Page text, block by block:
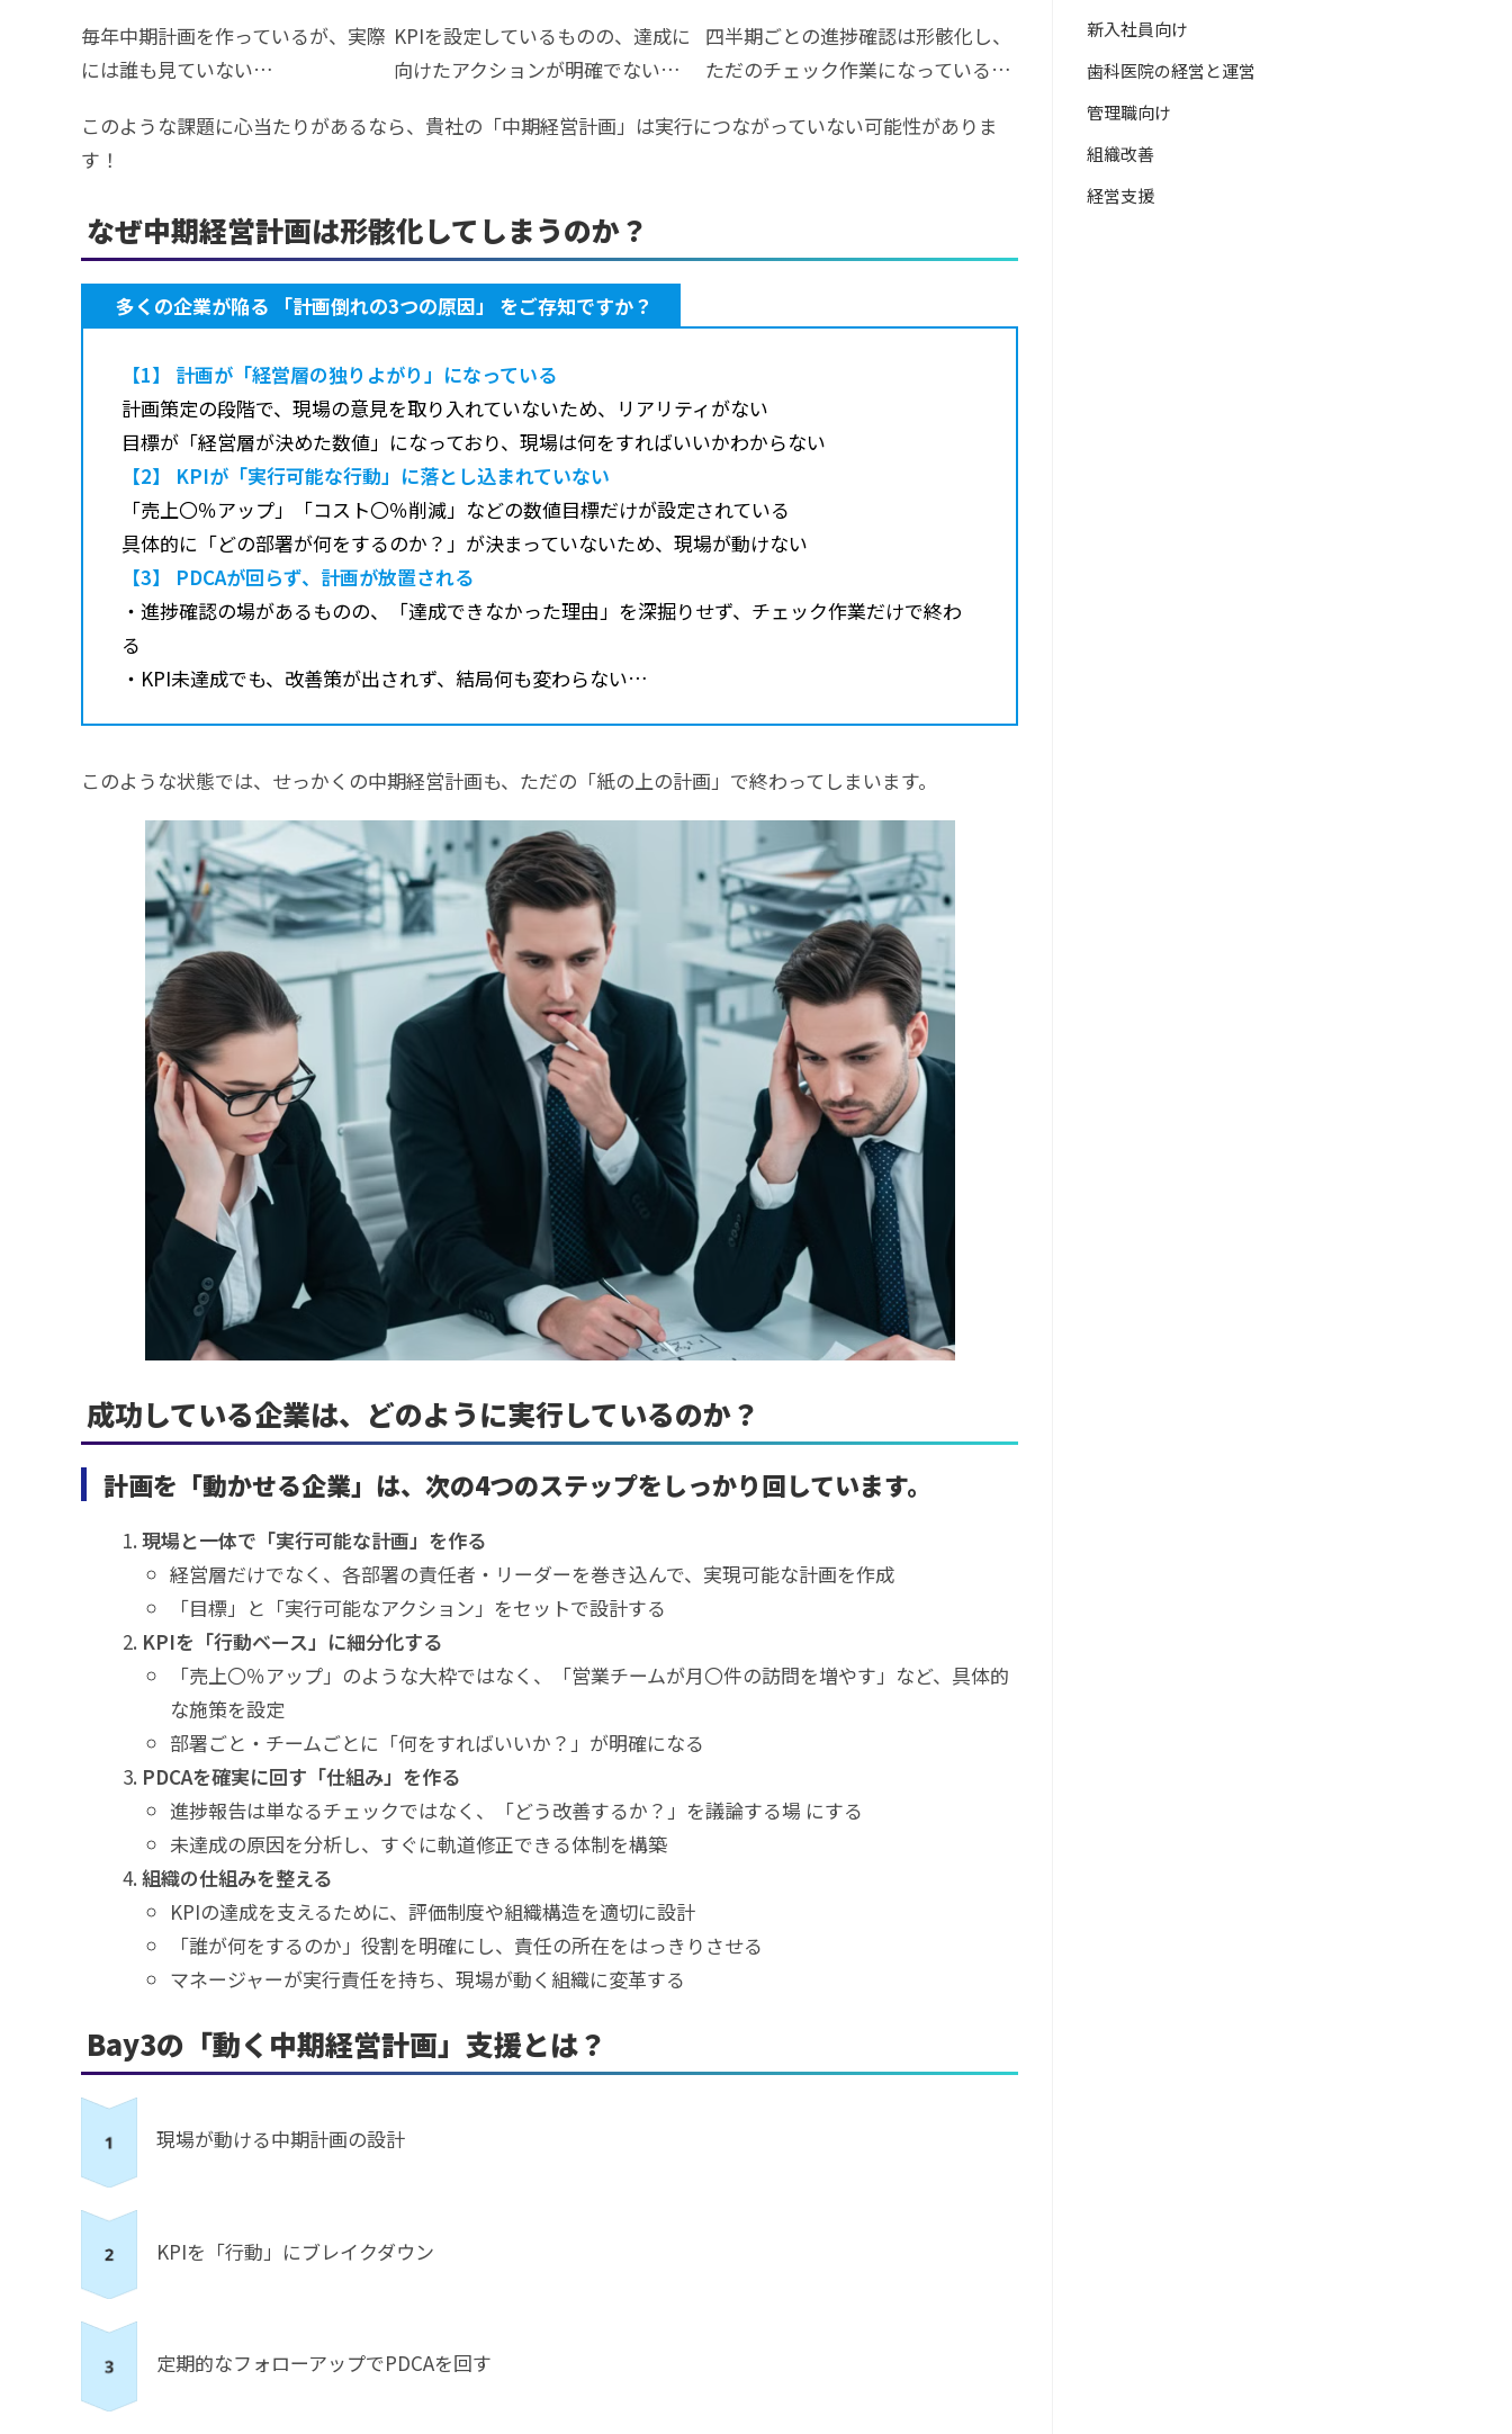
毎年中期計画を作っているが、実際
には誰も見ていない…
KPIを設定しているものの、達成に
向けたアクションが明確でない…
四半期ごとの進捗確認は形骸化し、
ただのチェック作業になっている…
このような課題に心当たりがあるなら、貴社の「中期経営計画」は実行につながっていない可能性がありま
す！
なぜ中期経営計画は形骸化してしまうのか？
多くの企業が陥る 「計画倒れの3つの原因」 をご存知ですか？
【1】 計画が「経営層の独りよがり」になっている
計画策定の段階で、現場の意見を取り入れていないため、リアリティがない
目標が「経営層が決めた数値」になっており、現場は何をすればいいかわからない
【2】 KPIが「実行可能な行動」に落とし込まれていない
「売上〇％アップ」「コスト〇％削減」などの数値目標だけが設定されている
具体的に「どの部署が何をするのか？」が決まっていないため、現場が動けない
【3】 PDCAが回らず、計画が放置される
・進捗確認の場があるものの、「達成できなかった理由」を深掘りせず、チェック作業だけで終わ
る
・KPI未達成でも、改善策が出されず、結局何も変わらない…
このような状態では、せっかくの中期経営計画も、ただの「紙の上の計画」で終わってしまいます。
成功している企業は、どのように実行しているのか？
計画を「動かせる企業」は、次の4つのステップをしっかり回しています。
現場と一体で「実行可能な計画」を作る
経営層だけでなく、各部署の責任者・リーダーを巻き込んで、実現可能な計画を作成
「目標」と「実行可能なアクション」をセットで設計する
KPIを「行動ベース」に細分化する
「売上〇％アップ」のような大枠ではなく、「営業チームが月〇件の訪問を増やす」など、具体的
な施策を設定
部署ごと・チームごとに「何をすればいいか？」が明確になる
PDCAを確実に回す「仕組み」を作る
進捗報告は単なるチェックではなく、「どう改善するか？」を議論する場 にする
未達成の原因を分析し、すぐに軌道修正できる体制を構築
組織の仕組みを整える
KPIの達成を支えるために、評価制度や組織構造を適切に設計
「誰が何をするのか」役割を明確にし、責任の所在をはっきりさせる
マネージャーが実行責任を持ち、現場が動く組織に変革する
Bay3の「動く中期経営計画」支援とは？
現場が動ける中期計画の設計
KPIを「行動」にブレイクダウン
定期的なフォローアップでPDCAを回す
新入社員向け
歯科医院の経営と運営
管理職向け
組織改善
経営支援